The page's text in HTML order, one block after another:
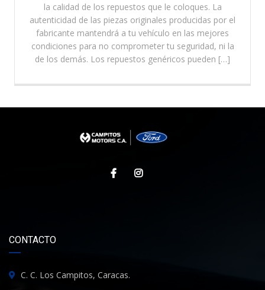
la calidad de los repuestos que le coloques. La
autenticidad de las piezas originales producidas por el
fabricante mantendrá a tu vehículo en las mejores
condiciones para no comprometer tu seguridad, ni la
de los demás. Los repuestos genéricos pueden […]
CONTACTO
C. C. Los Campitos, Caracas.